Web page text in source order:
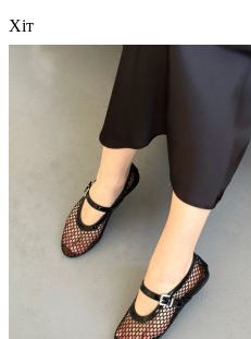
Хіт